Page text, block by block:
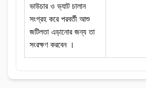
ভাউচার ও ভ্যাট চালান
সংগ্রহ করে পরবর্তী আশু
জটিলতা এড়ানোর জন্য তা
সংরক্ষণ করবেন ।